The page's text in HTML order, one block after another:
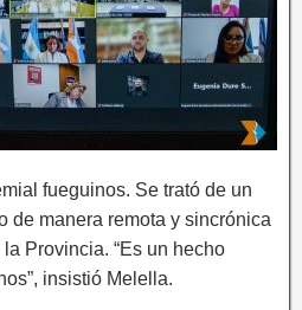
fueguinos. Se trató de un
de manera remota y sincrónica
Provincia. “Es un hecho
insistió Melella.